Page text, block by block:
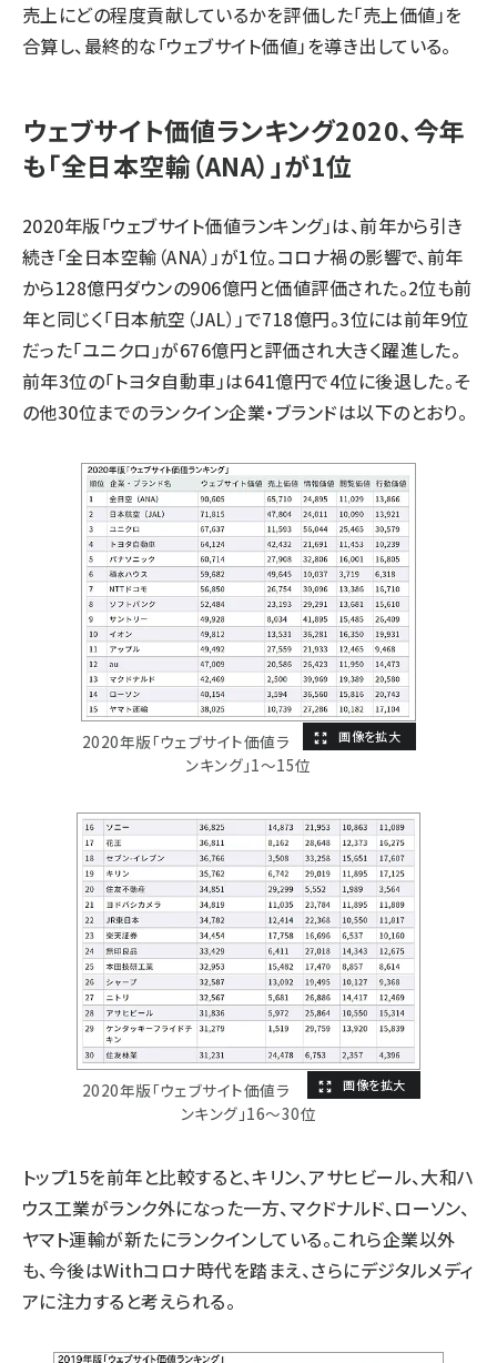
売上にどの程度貢献しているかを評価した「売上価値」を
合算し、最終的な「ウェブサイト価値」を導き出している。
ウェブサイト価値ランキング2020、今年
も「全日本空輸（ANA）」が1位
2020年版「ウェブサイト価値ランキング」は、前年から引き
続き「全日本空輸（ANA）」が1位。コロナ禍の影響で、前年
から128億円ダウンの906億円と価値評価された。2位も前
年と同じく「日本航空（JAL）」で718億円。3位には前年9位
だった「ユニクロ」が676億円と評価され大きく躍進した。
前年3位の「トヨタ自動車」は641億円で4位に後退した。そ
の他30位までのランクイン企業・ブランドは以下のとおり。
2020年版「ウェブサイト価値ラ
ンキング」1～15位
2020年版「ウェブサイト価値ラ
ンキング」16～30位
トップ15を前年と比較すると、キリン、アサヒビール、大和ハ
ウス工業がランク外になった一方、マクドナルド、ローソン、
ヤマト運輸が新たにランクインしている。これら企業以外
も、今後はWithコロナ時代を踏まえ、さらにデジタルメディ
アに注力すると考えられる。